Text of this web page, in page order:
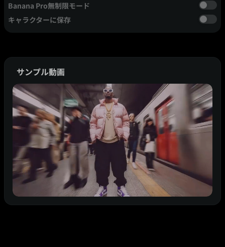
Banana Pro無制限モード
キャラクターに保存
サンプル動画